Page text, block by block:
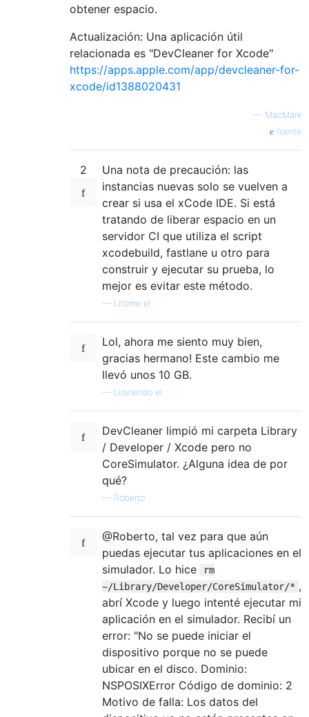
obtener espacio.
Actualización: Una aplicación útil
relacionada es "DevCleaner for Xcode"
https://apps.apple.com/app/devcleaner-for-
xcode/id1388020431
— MacMark
fuente
2
Una nota de precaución: las
instancias nuevas solo se vuelven a
crear si usa el xCode IDE. Si está
tratando de liberar espacio en un
servidor CI que utiliza el script
xcodebuild, fastlane u otro para
construir y ejecutar su prueba, lo
mejor es evitar este método.
— Litome el
Lol, ahora me siento muy bien,
gracias hermano! Este cambio me
llevó unos 10 GB.
— Lloviendo el
DevCleaner limpió mi carpeta Library
/ Developer / Xcode pero no
CoreSimulator. ¿Alguna idea de por
qué?
— Roberto
@Roberto, tal vez para que aún
puedas ejecutar tus aplicaciones en el
simulador. Lo hice
rm
~/Library/Developer/CoreSimulator/* ,
abrí Xcode y luego intenté ejecutar mi
aplicación en el simulador. Recibí un
error: "No se puede iniciar el
dispositivo porque no se puede
ubicar en el disco. Dominio:
NSPOSIXError Código de dominio: 2
Motivo de falla: Los datos del